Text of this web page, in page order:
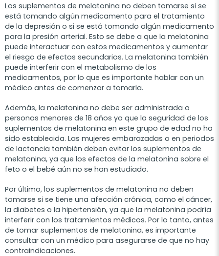
Los suplementos de melatonina no deben tomarse si se
está tomando algún medicamento para el tratamiento
de la depresión o si se está tomando algún medicamento
para la presión arterial. Esto se debe a que la melatonina
puede interactuar con estos medicamentos y aumentar
el riesgo de efectos secundarios. La melatonina también
puede interferir con el metabolismo de los
medicamentos, por lo que es importante hablar con un
médico antes de comenzar a tomarla.
Además, la melatonina no debe ser administrada a
personas menores de 18 años ya que la seguridad de los
suplementos de melatonina en este grupo de edad no ha
sido establecida. Las mujeres embarazadas o en periodos
de lactancia también deben evitar los suplementos de
melatonina, ya que los efectos de la melatonina sobre el
feto o el bebé aún no se han estudiado.
Por último, los suplementos de melatonina no deben
tomarse si se tiene una afección crónica, como el cáncer,
la diabetes o la hipertensión, ya que la melatonina podría
interferir con los tratamientos médicos. Por lo tanto, antes
de tomar suplementos de melatonina, es importante
consultar con un médico para asegurarse de que no hay
contraindicaciones.